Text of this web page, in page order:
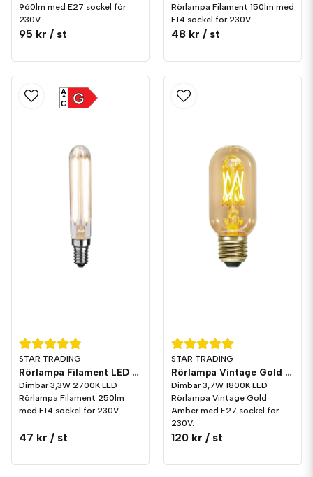
960lm med E27 sockel för
230V.
95 kr / st
Rörlampa Filament 150lm med
E14 sockel för 230V.
48 kr / st
STAR TRADING
Rörlampa Filament LED 250lm E14 2700K Dim
Dimbar 3,3W 2700K LED
Rörlampa Filament 250lm
med E14 sockel för 230V.
47 kr / st
G
A
G
STAR TRADING
Rörlampa Vintage Gold Amber LED 240lm E27 1800K Dim
Dimbar 3,7W 1800K LED
Rörlampa Vintage Gold
Amber med E27 sockel för
230V.
120 kr / st